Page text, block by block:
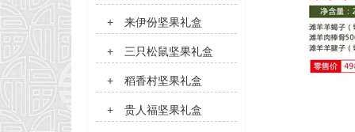
+ 来伊份坚果礼盒
+ 三只松鼠坚果礼盒
+ 稻香村坚果礼盒
+ 贵人福坚果礼盒